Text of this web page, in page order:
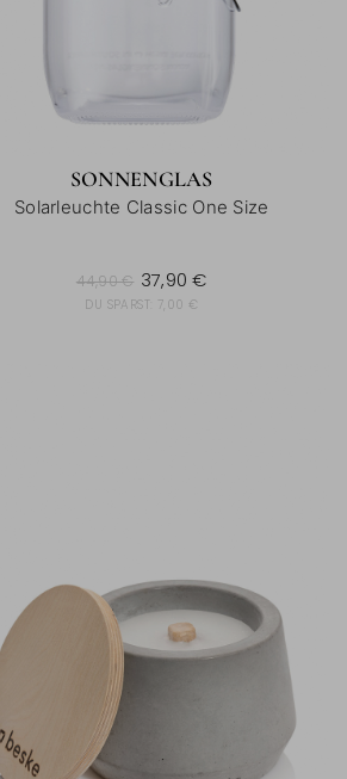
SONNENGLAS
Solarleuchte Classic One Size
44,90 € 37,90 €
DU SPARST: 7,00 €